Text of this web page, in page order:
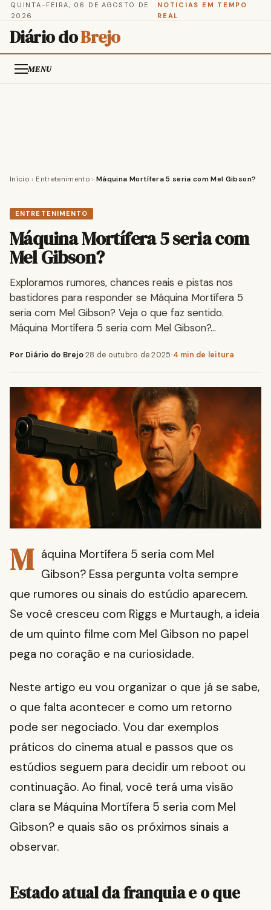
QUINTA-FEIRA, 06 DE AGOSTO DE
2026
NOTICIAS EM TEMPO
REAL
Diário doBrejo
MENU
Início › Entretenimento › Máquina Mortífera 5 seria com Mel Gibson?
ENTRETENIMENTO
Máquina Mortífera 5 seria com
Mel Gibson?
Exploramos rumores, chances reais e pistas nos
bastidores para responder se Máquina Mortífera 5
seria com Mel Gibson? Veja o que faz sentido.
Máquina Mortífera 5 seria com Mel Gibson?…
Por Diário do Brejo·28 de outubro de 2025·4 min de leitura
M áquina Mortífera 5 seria com Mel
Gibson? Essa pergunta volta sempre
que rumores ou sinais do estúdio aparecem.
Se você cresceu com Riggs e Murtaugh, a ideia
de um quinto filme com Mel Gibson no papel
pega no coração e na curiosidade.
Neste artigo eu vou organizar o que já se sabe,
o que falta acontecer e como um retorno
pode ser negociado. Vou dar exemplos
práticos do cinema atual e passos que os
estúdios seguem para decidir um reboot ou
continuação. Ao final, você terá uma visão
clara se Máquina Mortífera 5 seria com Mel
Gibson? e quais são os próximos sinais a
observar.
Estado atual da franquia e o que